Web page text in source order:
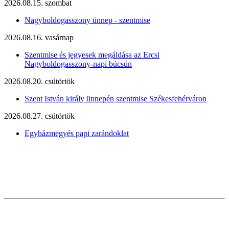
2026.08.15. szombat
Nagyboldogasszony ünnep - szentmise
2026.08.16. vasárnap
Szentmise és jegyesek megáldása az Ercsi
Nagyboldogasszony-napi búcsún
2026.08.20. csütörtök
Szent István király ünnepén szentmise Székesfehérváron
2026.08.27. csütörtök
Egyházmegyés papi zarándoklat